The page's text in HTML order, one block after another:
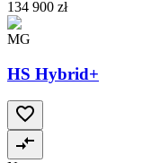
134 900 zł
MG
HS Hybrid+